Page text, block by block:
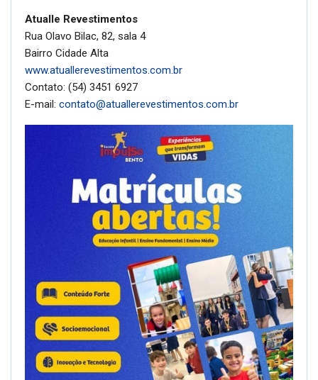
Atualle Revestimentos
Rua Olavo Bilac, 82, sala 4
Bairro Cidade Alta
www.atuallerevestimentos.com.br
Contato: (54) 3451 6927
E-mail: contato@atuallerevestimentos.com.br